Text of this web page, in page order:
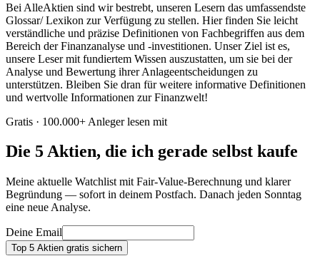
Bei AlleAktien sind wir bestrebt, unseren Lesern das umfassendste
Glossar/ Lexikon zur Verfügung zu stellen. Hier finden Sie leicht
verständliche und präzise Definitionen von Fachbegriffen aus dem
Bereich der Finanzanalyse und -investitionen. Unser Ziel ist es,
unsere Leser mit fundiertem Wissen auszustatten, um sie bei der
Analyse und Bewertung ihrer Anlageentscheidungen zu
unterstützen. Bleiben Sie dran für weitere informative Definitionen
und wertvolle Informationen zur Finanzwelt!
Gratis · 100.000+ Anleger lesen mit
Die 5 Aktien, die ich gerade selbst kaufe
Meine aktuelle Watchlist mit Fair-Value-Berechnung und klarer
Begründung — sofort in deinem Postfach. Danach jeden Sonntag
eine neue Analyse.
Deine Email
Top 5 Aktien gratis sichern